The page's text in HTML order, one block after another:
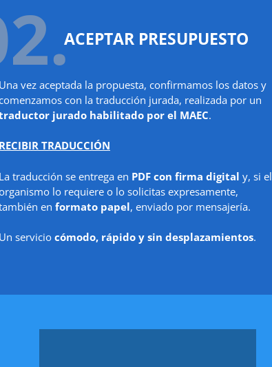
ACEPTAR PRESUPUESTO
Una vez aceptada la propuesta, confirmamos los datos y
con la traducción jurada, realizada por un
jurado habilitado por el MAEC.
RECIBIR TRADUCCIÓN
La traducción se entrega en PDF con firma digital y, si el
lo requiere o lo solicitas expresamente,
en formato papel, enviado por mensajería.
Un servicio cómodo, rápido y sin desplazamientos.